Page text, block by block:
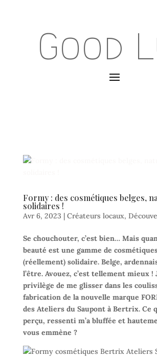
Good
Formy : des cosmétiques belges,
solidaires !
Avr 6, 2023 | Créateurs locaux,
Se chouchouter, c’est bien… Mais
beauté est une gamme de
(réellement) solidaire. Belge,
l’être. Avouez, c’est tellement mieux !
privilège de me glisser dans les
fabrication de la nouvelle marque
des Ateliers du Saupont à Bertrix. Ce
perçu, ressenti m’a bluffée et
vous emmène ?